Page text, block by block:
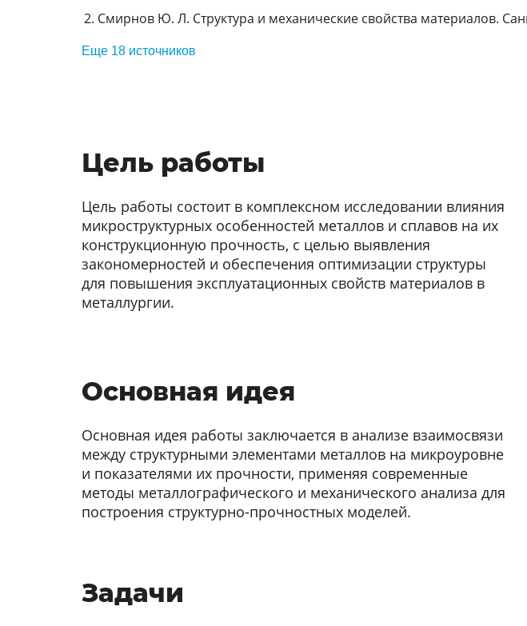
Смирнов Ю. Л. Структура и механические свойства материалов.
Еще 18 источников
Цель работы
Цель работы состоит в комплексном исследовании влияния
микроструктурных особенностей металлов и сплавов на их
конструкционную прочность, с целью выявления
закономерностей и обеспечения оптимизации структуры
для повышения эксплуатационных свойств материалов в
металлургии.
Основная идея
Основная идея работы заключается в анализе взаимосвязи
между структурными элементами металлов на микроуровне
и показателями их прочности, применяя современные
методы металлографического и механического анализа для
построения структурно-прочностных моделей.
Задачи